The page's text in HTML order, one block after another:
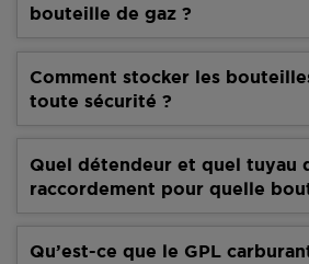
bouteille de gaz ?
Comment stocker les
toute sécurité ?
Quel détendeur et quel tuyau
raccordement pour quelle
Qu’est-ce que le GPL